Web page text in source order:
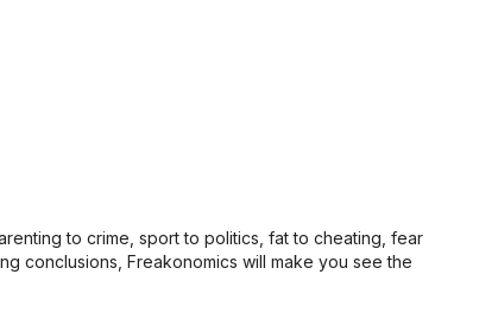
to crime, sport to politics, fat to cheating, fear
conclusions, Freakonomics will make you see the